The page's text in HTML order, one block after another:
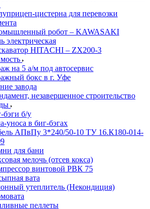
цистерна для перевозки
робот – KAWASAKI
электрическая
HITACHI – ZX200-3
на 5 а/м под автосервис
бокс в г. Уфе
завода
незавершенное строительство
бэги б/у
уноса в биг-бэгах
АПвПу 3*240/50-10 ТУ 16.К180-014-
для бани
мелочь (отсев кокса)
винтовой РВК 75
вата
утеплитель (Некондиция)
пеллеты